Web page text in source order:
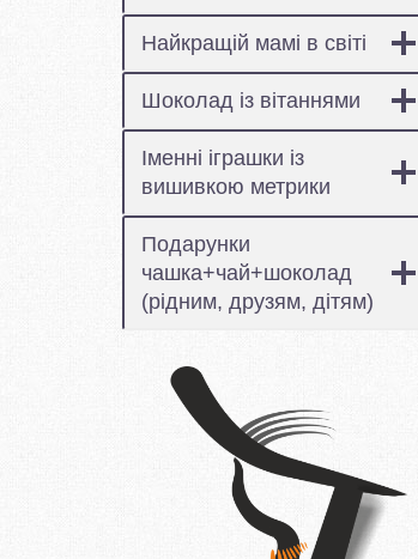
Найкращій мамі в світі
Шоколад із вітаннями
Іменні іграшки із
вишивкою метрики
Подарунки
чашка+чай+шоколад
(рідним, друзям, дітям)